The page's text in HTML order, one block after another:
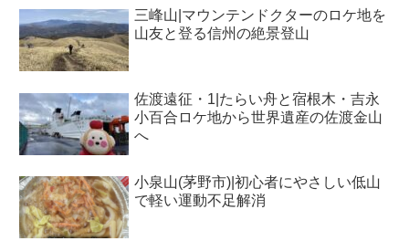
三峰山|マウンテンドクターのロケ地を
山友と登る信州の絶景登山
佐渡遠征・1|たらい舟と宿根木・吉永
小百合ロケ地から世界遺産の佐渡金山
へ
小泉山(茅野市)|初心者にやさしい低山
で軽い運動不足解消